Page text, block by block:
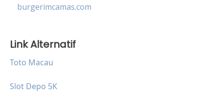
burgerimcamas.com
Link Alternatif
Toto Macau
Slot Depo 5K